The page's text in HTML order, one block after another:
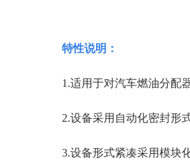
特性说明：
1.适用于对汽车燃油分配
2.设备采用自动化密封形
3.设备形式紧凑采用模块